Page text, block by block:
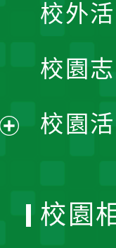
單
校外
校園
校園
校園